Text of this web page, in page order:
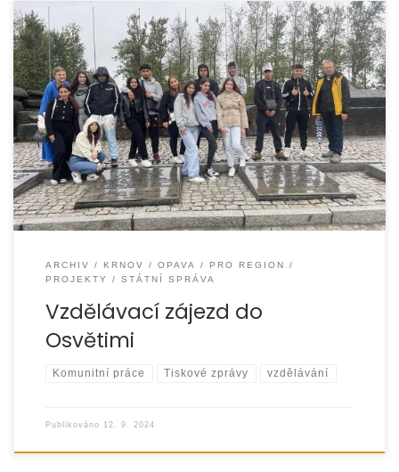
Dne 9. září 2024 jsme uspořádali dlouho plánovaný
vzdělávací zájezd do koncentračního tábora Auschwitz
v Osvětimi. Cílem této významné akce bylo podpořit
ARCHIV KRNOV OPAVA
PRO REGION
PROJEKTY
STÁTNÍ SPRÁVA
Vzdělávací zájezd do
Osvětimi
Komunitní práce Tiskové zprávy vzdělávání
Publikováno 12. 9. 2024